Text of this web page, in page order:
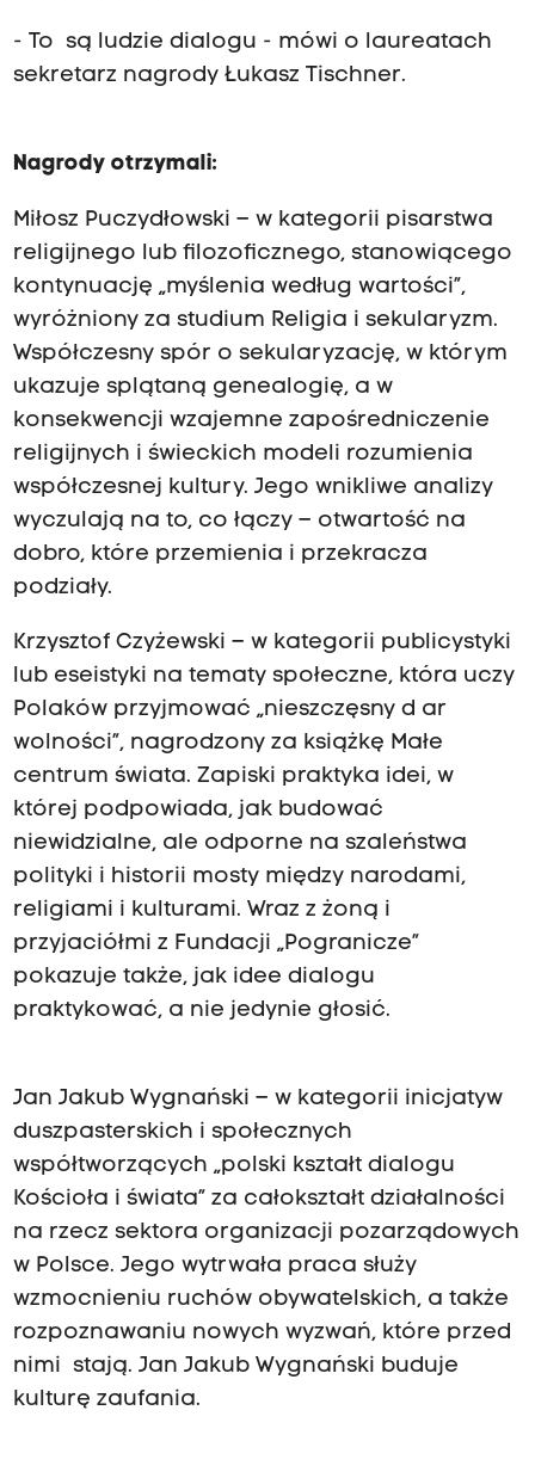
- To są ludzie dialogu - mówi o laureatach
sekretarz nagrody Łukasz Tischner.
Nagrody otrzymali:
Miłosz Puczydłowski – w kategorii pisarstwa
religijnego lub filozoficznego, stanowiącego
kontynuację „myślenia według wartości”,
wyróżniony za studium Religia i sekularyzm.
Współczesny spór o sekularyzację, w którym
ukazuje splątaną genealogię, a w
konsekwencji wzajemne zapośredniczenie
religijnych i świeckich modeli rozumienia
współczesnej kultury. Jego wnikliwe analizy
wyczulają na to, co łączy – otwartość na
dobro, które przemienia i przekracza
podziały.
Krzysztof Czyżewski – w kategorii publicystyki
lub eseistyki na tematy społeczne, która uczy
Polaków przyjmować „nieszczęsny d ar
wolności”, nagrodzony za książkę Małe
centrum świata. Zapiski praktyka idei, w
której podpowiada, jak budować
niewidzialne, ale odporne na szaleństwa
polityki i historii mosty między narodami,
religiami i kulturami. Wraz z żoną i
przyjaciółmi z Fundacji „Pogranicze”
pokazuje także, jak idee dialogu
praktykować, a nie jedynie głosić.
Jan Jakub Wygnański – w kategorii inicjatyw
duszpasterskich i społecznych
współtworzących „polski kształt dialogu
Kościoła i świata” za całokształt działalności
na rzecz sektora organizacji pozarządowych
w Polsce. Jego wytrwała praca służy
wzmocnieniu ruchów obywatelskich, a także
rozpoznawaniu nowych wyzwań, które przed
nimi stają. Jan Jakub Wygnański buduje
kulturę zaufania.